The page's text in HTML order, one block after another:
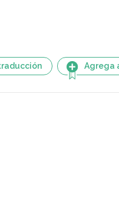
Agrega